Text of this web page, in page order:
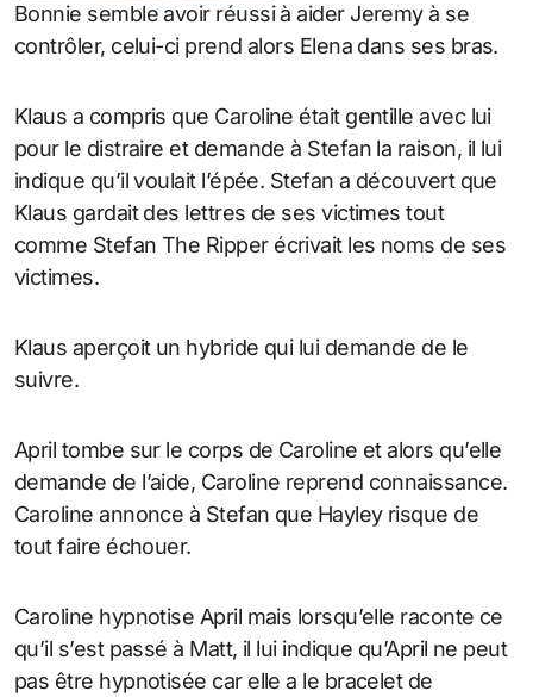
Bonnie semble avoir réussi à aider Jeremy à se
contrôler, celui-ci prend alors Elena dans ses bras.
Klaus a compris que Caroline était gentille avec lui
pour le distraire et demande à Stefan la raison, il lui
indique qu’il voulait l’épée. Stefan a découvert que
Klaus gardait des lettres de ses victimes tout
comme Stefan The Ripper écrivait les noms de ses
victimes.
Klaus aperçoit un hybride qui lui demande de le
suivre.
April tombe sur le corps de Caroline et alors qu’elle
demande de l’aide, Caroline reprend connaissance.
Caroline annonce à Stefan que Hayley risque de
tout faire échouer.
Caroline hypnotise April mais lorsqu’elle raconte ce
qu’il s’est passé à Matt, il lui indique qu’April ne peut
pas être hypnotisée car elle a le bracelet de